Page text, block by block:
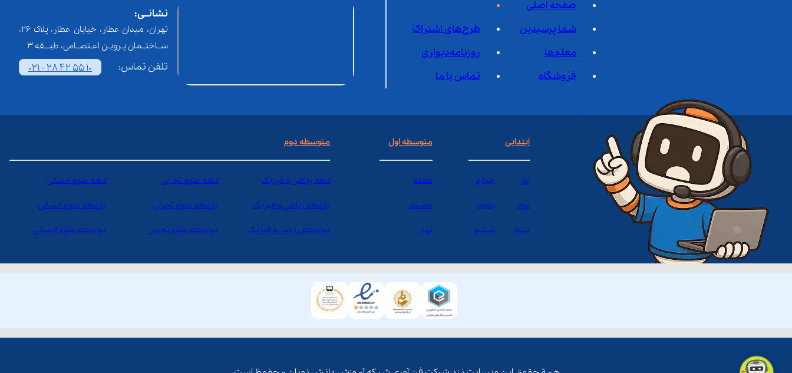
صفحه اصلی
شما پرسیدین
طرح‌های اشتراک
معلم‌ها
روزنامه‌دیواری
فروشگاه
تماس با ما
نشانــی:
تهران، میدان عطار، خیابان عطار، پلاک 26،
ســاختــمان پـرویـن اعـتصــامی، طبـــقه 3
تلفن تماس: 021 - 28 42 55 10
ابتدایی
اول چهارم
دوم پنجم
سوم ششم
متوسطه اول
هفتم
هشتم
نهم
متوسطه دوم
دهم ریاضی و فیزیک دهم علوم تجربی دهم علوم انسانی
یازدهم ریاضی و فیزیک یازدهم علوم تجربی یازدهم علوم انسانی
دوازدهم ریاضی و فیزیک دوازدهم علوم تجربی دوازدهم علوم انسانی